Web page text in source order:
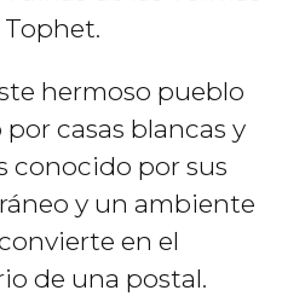
hermoso pueblo
casas blancas y
conocido por sus
y un ambiente
en el
de una postal.